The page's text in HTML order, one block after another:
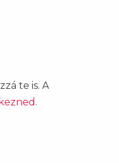
te is. A
.